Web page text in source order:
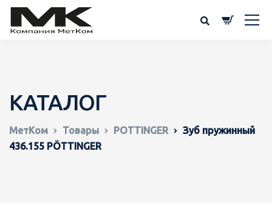
КАТАЛОГ
МетКом Товары POTTINGER
Зуб пружинный
436.155 PÖTTINGER